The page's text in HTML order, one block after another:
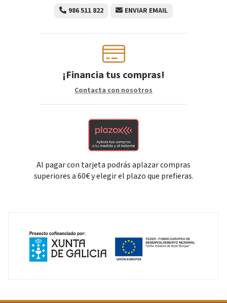
986 511 822 ENVIAR EMAIL
¡Financia tus compras!
Contacta con nosotros
Al pagar con tarjeta podrás aplazar compras
superiores a 60€ y elegir el plazo que prefieras.